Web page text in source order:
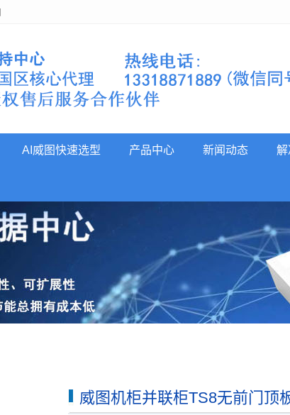
AI威图快速选型 产品中心 新闻动态 解
威图机柜并联柜TS8无前门顶